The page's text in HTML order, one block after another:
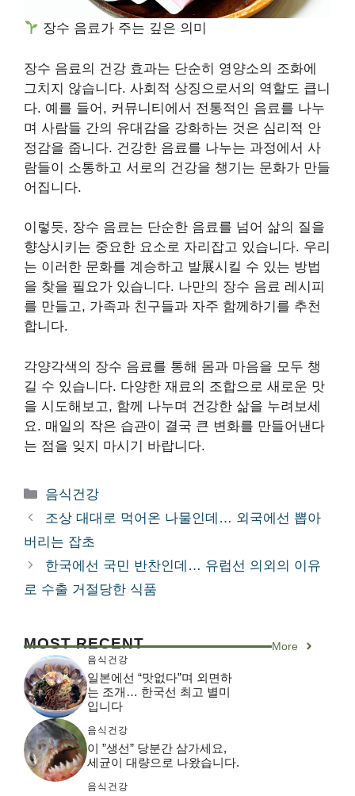
장수 음료가 주는 깊은 의미
장수 음료의 건강 효과는 단순히 영양소의 조화에
그치지 않습니다. 사회적 상징으로서의 역할도 큽니
다. 예를 들어, 커뮤니티에서 전통적인 음료를 나누
며 사람들 간의 유대감을 강화하는 것은 심리적 안
정감을 줍니다. 건강한 음료를 나누는 과정에서 사
람들이 소통하고 서로의 건강을 챙기는 문화가 만들
어집니다.
이렇듯, 장수 음료는 단순한 음료를 넘어 삶의 질을
향상시키는 중요한 요소로 자리잡고 있습니다. 우리
는 이러한 문화를 계승하고 발展시킬 수 있는 방법
을 찾을 필요가 있습니다. 나만의 장수 음료 레시피
를 만들고, 가족과 친구들과 자주 함께하기를 추천
합니다.
각양각색의 장수 음료를 통해 몸과 마음을 모두 챙
길 수 있습니다. 다양한 재료의 조합으로 새로운 맛
을 시도해보고, 함께 나누며 건강한 삶을 누려보세
요. 매일의 작은 습관이 결국 큰 변화를 만들어낸다
는 점을 잊지 마시기 바랍니다.
카
테
리
음식건강
조상 대대로 먹어온 나물인데… 외국에선 뽑아
버리는 잡초
한국에선 국민 반찬인데… 유럽선 의외의 이유
로 수출 거절당한 식품
MOST RECENT More
음식건강
일본에선 “맛없다”며 외면하
는 조개… 한국선 최고 별미
입니다
음식건강
이 ”생선” 당분간 삼가세요,
세균이 대량으로 나왔습니다.
음식건강